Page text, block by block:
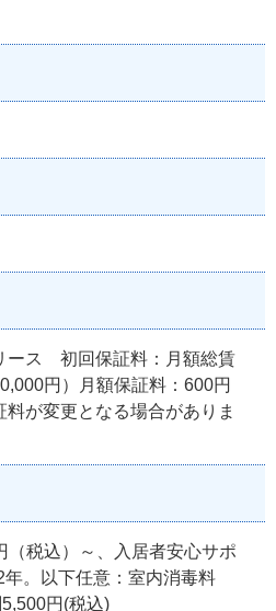
ース 初回保証料：月額総賃
円）月額保証料：600円
が変更となる場合がありま
（税込）～、入居者安心サポ
。以下任意：室内消毒料
円(税込)